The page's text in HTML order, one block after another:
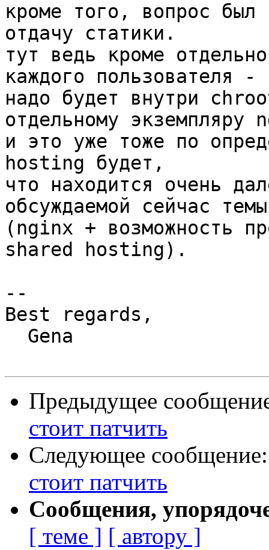
кроме того, вопрос был
отдачу статики.
тут ведь кроме
каждого пользователя -
надо будет внутри
отдельному экземпляру
и это уже тоже по
hosting будет,
что находится очень
обсуждаемой сейчас темы
(nginx + возможность
shared hosting).
--
Best regards,
Предыдущее
стоит патчить
Следующее
стоит патчить
Сообщения,
[ теме ] [ автору ]